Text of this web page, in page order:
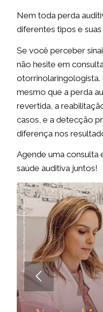
Nem toda perda
diferentes tipos e suas
Se você perceber
não hesite em
otorrinolaringologista.
mesmo que a perda
revertida, a
casos, e a detecção
diferença nos
Agende uma consulta
saúde auditiva juntos!